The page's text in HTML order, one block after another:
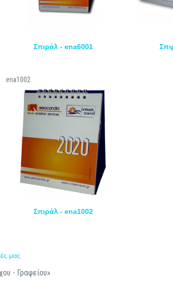
Σπιράλ - ena6001
ena1002
Σπιράλ - ena1002
μας
- Γραφείου»